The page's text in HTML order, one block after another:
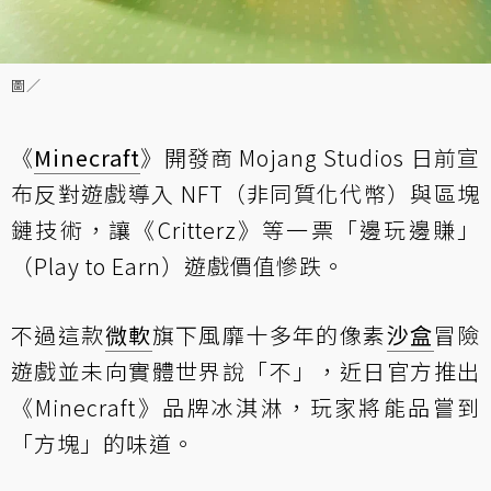
圖／
《Minecraft》開發商 Mojang Studios 日前宣
布反對遊戲導入 NFT（非同質化代幣）與區塊
鏈技術，讓《Critterz》等一票「邊玩邊賺」
（Play to Earn）遊戲價值慘跌。
不過這款微軟旗下風靡十多年的像素沙盒冒險
遊戲並未向實體世界說「不」，近日官方推出
《Minecraft》品牌冰淇淋，玩家將能品嘗到
「方塊」的味道。